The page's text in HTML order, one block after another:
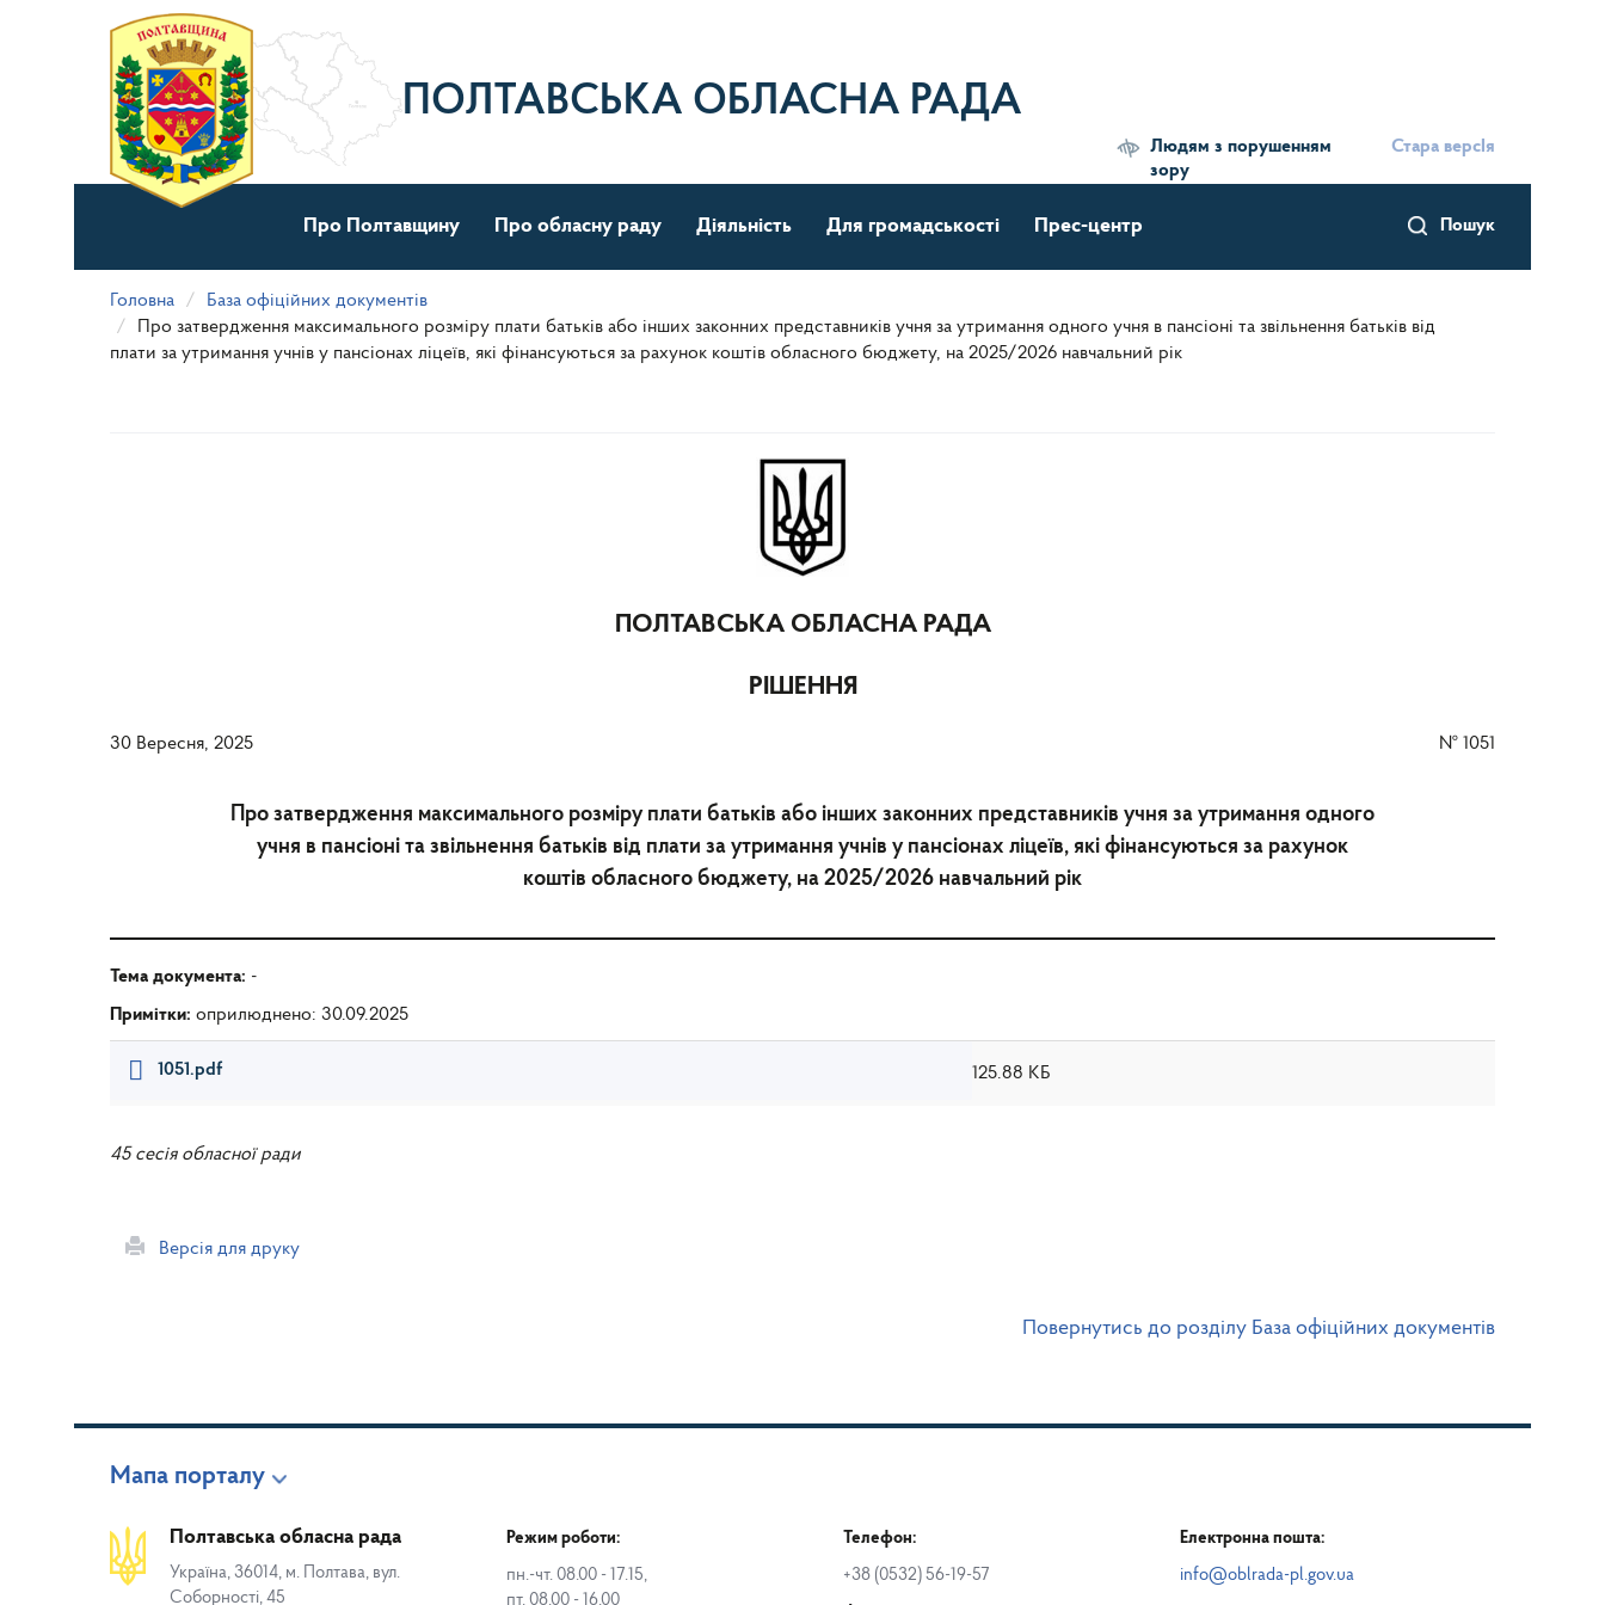
матеріалу
ПОЛТАВСЬКА ОБЛАСНА РАДА
Людям з порушенням
зору
Стара версІя
Пошук
Про Полтавщину Про обласну раду Діяльність Для громадськості Прес-центр
Головна
База офіційних документів
Про затвердження максимального розміру плати батьків або інших законних представників учня за утримання одного учня в пансіоні та звільнення батьків від
плати за утримання учнів у пансіонах ліцеїв, які фінансуються за рахунок коштів обласного бюджету, на 2025/2026 навчальний рік
ПОЛТАВСЬКА ОБЛАСНА РАДА
РІШЕННЯ
30 Вересня, 2025 № 1051
Про затвердження максимального розміру плати батьків або інших законних представників учня за утримання одного
учня в пансіоні та звільнення батьків від плати за утримання учнів у пансіонах ліцеїв, які фінансуються за рахунок
коштів обласного бюджету, на 2025/2026 навчальний рік
Тема документа: -
Примітки: оприлюднено: 30.09.2025
1051.pdf 125.88 КБ
45 сесія обласної ради
Версія для друку
Повернутись до розділу База офіційних документів
Мапа порталу
Полтавська обласна рада
Україна, 36014, м. Полтава, вул.
Соборності, 45
Режим роботи:
пн.-чт. 08.00 - 17.15,
пт. 08.00 - 16.00
Телефон:
+38 (0532) 56-19-57
Електронна пошта:
info@oblrada-pl.gov.ua